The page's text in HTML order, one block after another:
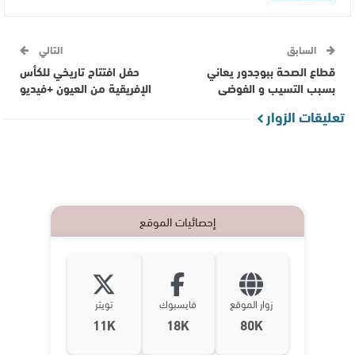
السابق
قطاع الصحة ببوجدور يعاني
بسبب التسيب و الفوضى
التالي
حفل افتتاح تاريخي للكأس
الإفريقية من العيون +فيديو
تعليقات الزوار
إحصائيات الموقع
زوار الموقع
80K
فايسبوك
18K
تويتر
11K